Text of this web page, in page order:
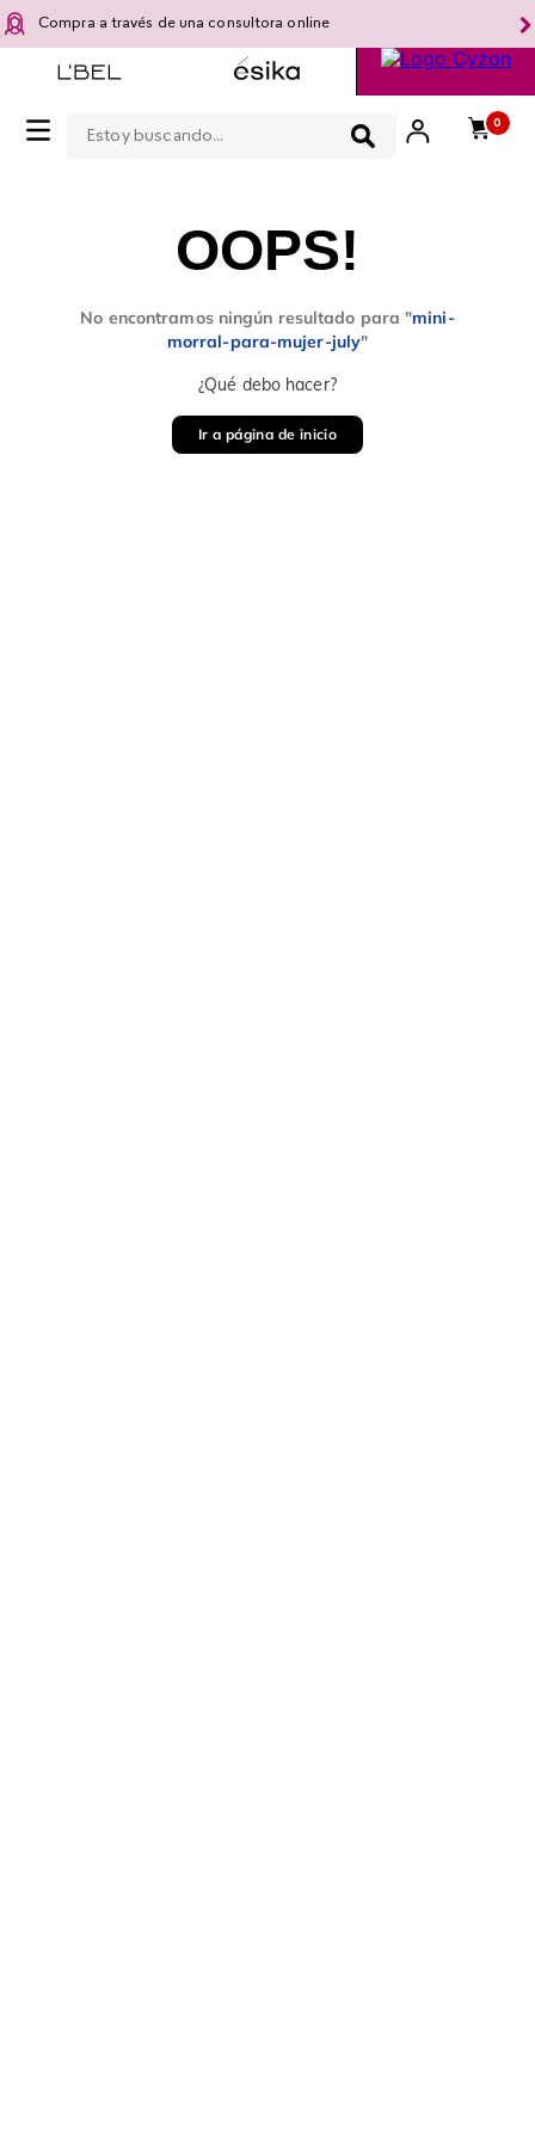
Compra a través de una consultora online
0
OOPS!
No encontramos ningún resultado para "mini-
morral-para-mujer-july"
¿Qué debo hacer?
Ir a página de inicio